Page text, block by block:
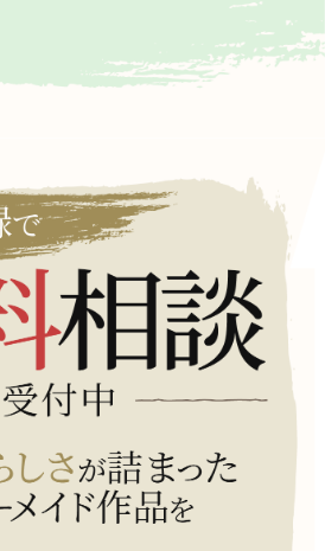
地方公共団体またはその委託
の定める事務を遂行することに
告知あるいは公表し、かつ弊社
会に届出をしたとき
への提供を含むこと
るデータの項目
手段または方法
て個人情報の第三者への提供
付ける方法
わらず、次に掲げる場合には、当
第三者に該当しないものとしま
の達成に必要な範囲内において
の全部または一部を委託する場